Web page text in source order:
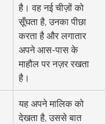
है। वह नई चीज़ों को
सूँघता है, उनका पीछा
करता है और लगातार
अपने आस-पास के
माहौल पर नज़र रखता
है।
यह अपने मालिक को
देखता है, उससे बात